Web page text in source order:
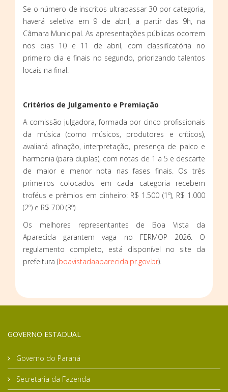
Se o número de inscritos ultrapassar 30 por categoria,
haverá seletiva em 9 de abril, a partir das 9h, na
Câmara Municipal. As apresentações públicas ocorrem
nos dias 10 e 11 de abril, com classificatória no
primeiro dia e finais no segundo, priorizando talentos
locais na final.
Critérios de Julgamento e Premiação
A comissão julgadora, formada por cinco profissionais
da música (como músicos, produtores e críticos),
avaliará afinação, interpretação, presença de palco e
harmonia (para duplas), com notas de 1 a 5 e descarte
de maior e menor nota nas fases finais. Os três
primeiros colocados em cada categoria recebem
troféus e prêmios em dinheiro: R$ 1.500 (1º), R$ 1.000
(2º) e R$ 700 (3º).
Os melhores representantes de Boa Vista da
Aparecida garantem vaga no FERMOP 2026. O
regulamento completo, está disponível no site da
prefeitura (boavistadaaparecida.pr.gov.br).
GOVERNO ESTADUAL
Governo do Paraná
Secretaria da Fazenda